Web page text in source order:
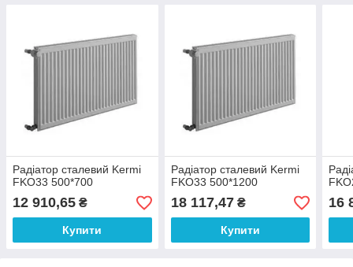
Радіатор сталевий Kermi
FKO33 500*700
12 910,65 ₴
Купити
Радіатор сталевий Kermi
FKO33 500*1200
18 117,47₴
Купити
16